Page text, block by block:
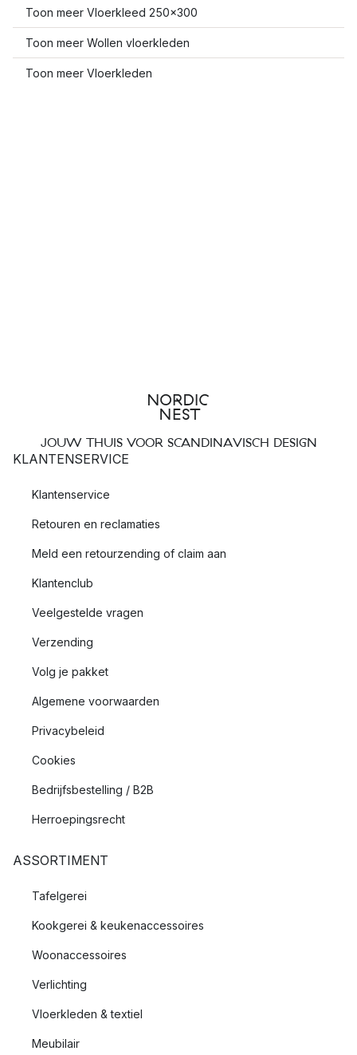
Toon meer Vloerkleed 250x300
Toon meer Wollen vloerkleden
Toon meer Vloerkleden
JOUW THUIS VOOR SCANDINAVISCH DESIGN
KLANTENSERVICE
Klantenservice
Retouren en reclamaties
Meld een retourzending of claim aan
Klantenclub
Veelgestelde vragen
Verzending
Volg je pakket
Algemene voorwaarden
Privacybeleid
Cookies
Bedrijfsbestelling / B2B
Herroepingsrecht
ASSORTIMENT
Tafelgerei
Kookgerei & keukenaccessoires
Woonaccessoires
Verlichting
Vloerkleden & textiel
Meubilair